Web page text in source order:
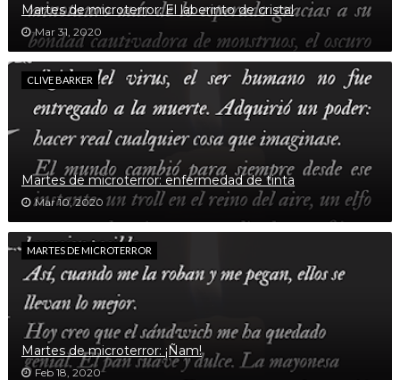
Martes de microterror: El laberinto de cristal
Mar 31, 2020
CLIVE BARKER
Martes de microterror: enfermedad de tinta
Mar 10, 2020
MARTES DE MICROTERROR
Martes de microterror: ¡Ñam!
Feb 18, 2020